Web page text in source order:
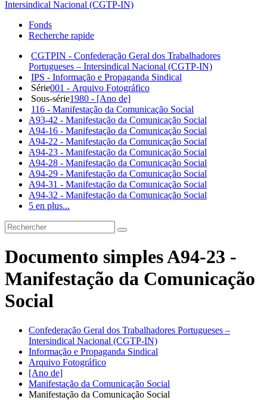
Fonds
Recherche rapide
CGTPIN - Confederação Geral dos Trabalhadores
Portugueses – Intersindical Nacional (CGTP-IN)
IPS - Informação e Propaganda Sindical
Série001 - Arquivo Fotográfico
Sous-série1980 - [Ano de]
116 - Manifestação da Comunicação Social
A93-42 - Manifestação da Comunicação Social
A94-16 - Manifestação da Comunicação Social
A94-22 - Manifestação da Comunicação Social
A94-23 - Manifestação da Comunicação Social
A94-28 - Manifestação da Comunicação Social
A94-29 - Manifestação da Comunicação Social
A94-31 - Manifestação da Comunicação Social
A94-32 - Manifestação da Comunicação Social
5 en plus...
Documento simples A94-23 -
Manifestação da Comunicação
Social
Confederação Geral dos Trabalhadores Portugueses –
Intersindical Nacional (CGTP-IN)
Informação e Propaganda Sindical
Arquivo Fotográfico
[Ano de]
Manifestação da Comunicação Social
Manifestação da Comunicação Social